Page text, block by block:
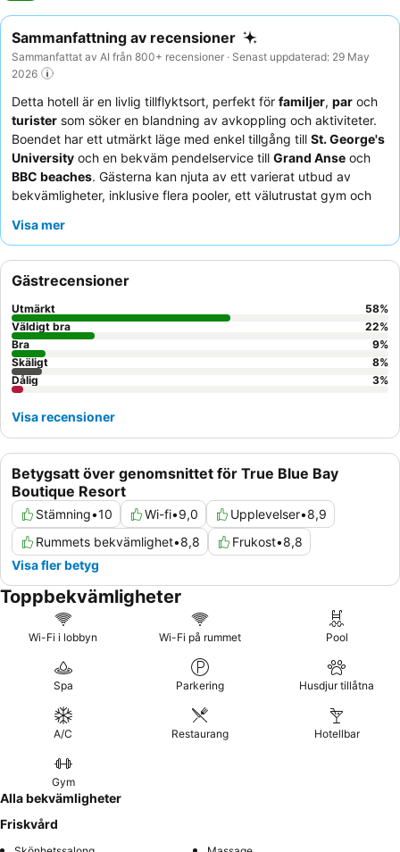
Sammanfattning av recensioner
Sammanfattat av AI från 800+ recensioner · Senast uppdaterad: 29 May
2026
Detta hotell är en livlig tillflyktsort, perfekt för familjer, par och
turister som söker en blandning av avkoppling och aktiviteter.
Boendet har ett utmärkt läge med enkel tillgång till St. George's
University och en bekväm pendelservice till Grand Anse och
BBC beaches. Gästerna kan njuta av ett varierat utbud av
bekvämligheter, inklusive flera pooler, ett välutrustat gym och
Personalen får konsekvent högt beröm för sin vänliga och
kulinariska upplevelserna, särskilt den varierade
och den livligaStreet Food Wednesday
verkligt förbättrad upplevelse, överväg att boka en Cocoa Pod
eller villa för modern komfort och rymligt boende.
Visa mer
Betygsatt över genomsnittet för True Blue Bay
Boutique Resort
Stämning•10 Wi-fi•9,0 Upplevelser•8,9
Rummets bekvämlighet•8,8 Frukost•8,8
Visa fler betyg
Gästrecensioner
Utmärkt 58%
Väldigt bra
22%
Bra
9%
Skäligt
8%
Dålig
3%
Visa recensioner
Toppbekvämligheter
Wi-Fi i lobbyn Wi-Fi på rummet Pool
Spa Parkering Husdjur tillåtna
A/C Restaurang Hotellbar
Gym
Alla bekvämligheter
Friskvård